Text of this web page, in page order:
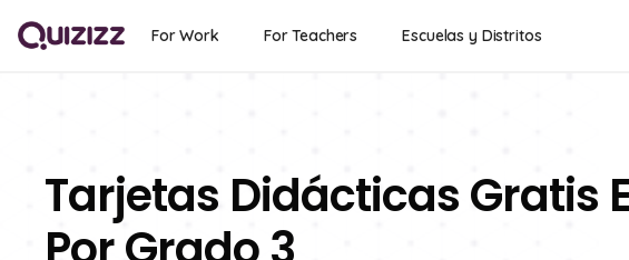
For Work For Teachers Escuelas y Distritos
Tarjetas Didácticas Gratis